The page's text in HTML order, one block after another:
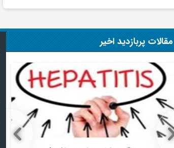
مقالات پربازدید اخیر